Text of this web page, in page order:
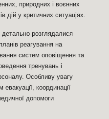
природних і воєнних
дій у критичних ситуаціях.
детально розглядалися
реагування на
систем оповіщення та
тренувань і
Особливу увагу
координації
допомоги